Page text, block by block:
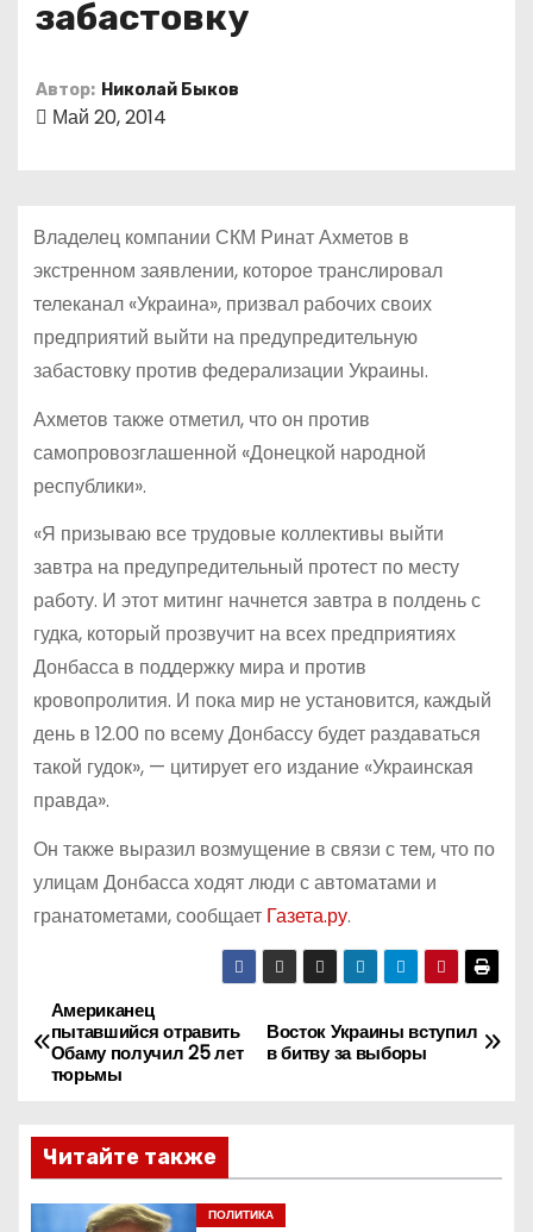
забастовку
Автор: Николай Быков
Май 20, 2014
Владелец компании СКМ Ринат Ахметов в
экстренном заявлении, которое транслировал
телеканал «Украина», призвал рабочих своих
предприятий выйти на предупредительную
забастовку против федерализации Украины.
Ахметов также отметил, что он против
самопровозглашенной «Донецкой народной
республики».
«Я призываю все трудовые коллективы выйти
завтра на предупредительный протест по месту
работу. И этот митинг начнется завтра в полдень с
гудка, который прозвучит на всех предприятиях
Донбасса в поддержку мира и против
кровопролития. И пока мир не установится, каждый
день в 12.00 по всему Донбассу будет раздаваться
такой гудок», — цитирует его издание «Украинская
правда».
Он также выразил возмущение в связи с тем, что по
улицам Донбасса ходят люди с автоматами и
гранатометами, сообщает Газета.ру.
Н
а
и
Восток Украины вступил
в битву за выборы
Американец
пытавшийся отравить
Обаму получил 25 лет
тюрьмы
Читайте также
ПОЛИТИКА